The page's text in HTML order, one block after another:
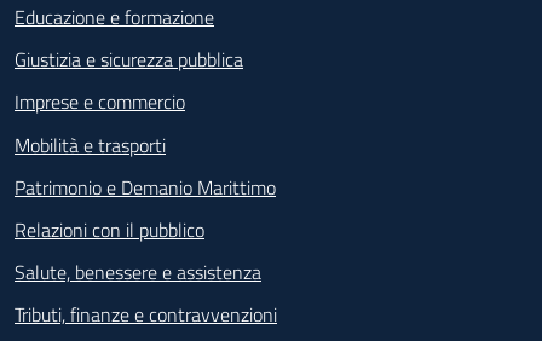
Educazione e formazione
Giustizia e sicurezza pubblica
Imprese e commercio
Mobilità e trasporti
Patrimonio e Demanio Marittimo
Relazioni con il pubblico
Salute, benessere e assistenza
Tributi, finanze e contravvenzioni